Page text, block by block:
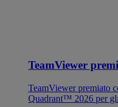
TeamViewer
TeamViewer premiato
Quadrant™ 2026 per